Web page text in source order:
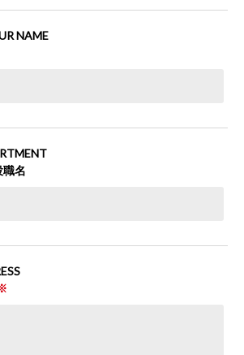
NAME
職名